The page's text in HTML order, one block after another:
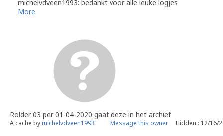
michelvdveen1993: bedankt voor alle leuke logjes
More
Rolder 03 per 01-04-2020 gaat deze in het archief
A cache bymichelvdveen1993 Message this owner Hidden : 12/16/